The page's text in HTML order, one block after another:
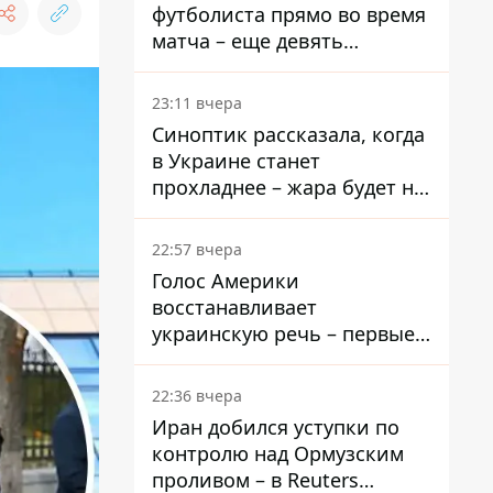
футболиста прямо во время
матча – еще девять
пострадали
23:11 вчера
Синоптик рассказала, когда
в Украине станет
прохладнее – жара будет не
долго
22:57 вчера
Голос Америки
восстанавливает
украинскую речь – первые
эфиры ожидаются на
следующей неделе
22:36 вчера
Иран добился уступки по
контролю над Ормузским
проливом – в Reuters